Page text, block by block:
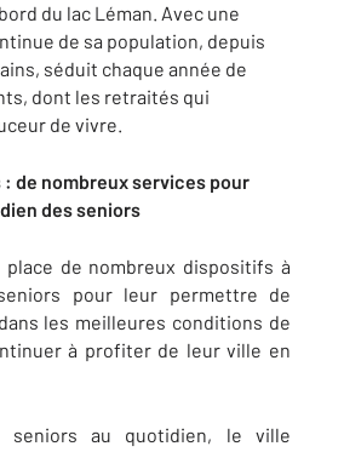
du lac Léman. Avec une
de sa population, depuis
séduit chaque année de
dont les retraités qui
de vivre.
: de nombreux services pour
des seniors
de nombreux dispositifs à
pour leur permettre de
les meilleures conditions de
à profiter de leur ville en
seniors au quotidien, le ville